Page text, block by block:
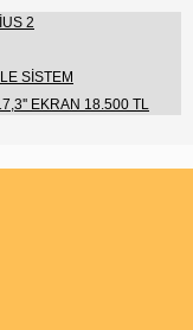
2
SİSTEM
EKRAN 18.500 TL